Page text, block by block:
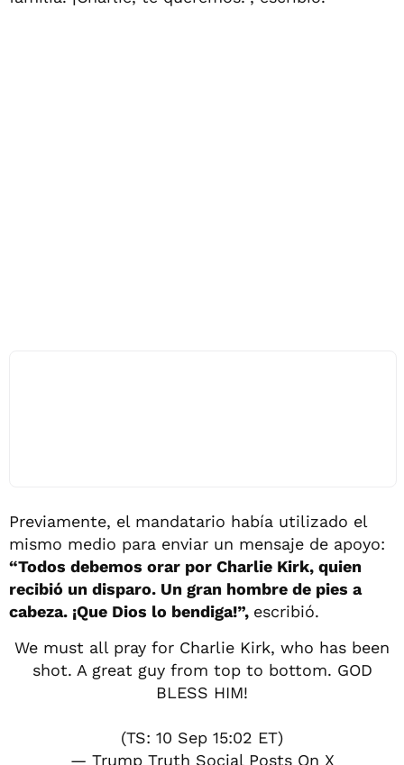
Previamente, el mandatario había utilizado el
mismo medio para enviar un mensaje de apoyo:
“Todos debemos orar por Charlie Kirk, quien
recibió un disparo. Un gran hombre de pies a
cabeza. ¡Que Dios lo bendiga!”, escribió.
We must all pray for Charlie Kirk, who has been
shot. A great guy from top to bottom. GOD
BLESS HIM!
(TS: 10 Sep 15:02 ET)
— Trump Truth Social Posts On X